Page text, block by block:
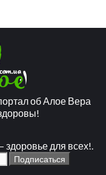
об Алое Вера
для всех!.